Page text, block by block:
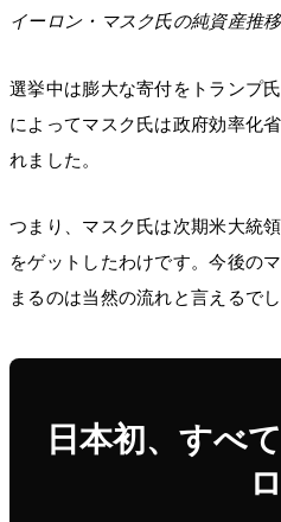
イーロン・マスク氏の純資産推
選挙中は膨大な寄付をトランプ
によってマスク氏は政府効率化
れました。
つまり、マスク氏は次期米大統
をゲットしたわけです。今後の
まるのは当然の流れと言えるでし
日本初、すべ
ロ